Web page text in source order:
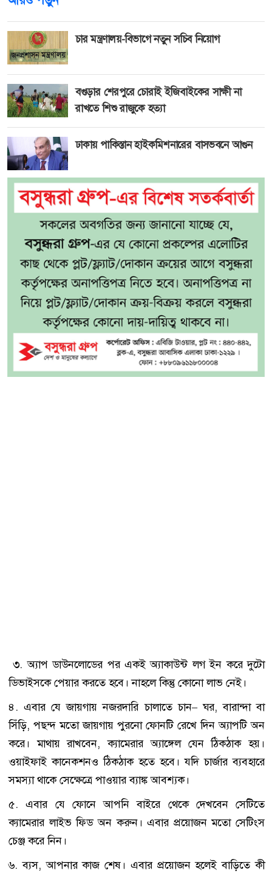
চার মন্ত্রণালয়-বিভাগে নতুন সচিব নিয়োগ
বগুড়ার শেরপুরে চোরাই ইজিবাইকের সাক্ষী না
রাখতে শিশু রাজুকে হত্যা
ঢাকায় পাকিস্তান হাইকমিশনারের বাসভবনে আগুন
৩. অ্যাপ ডাউনলোডের পর একই অ্যাকাউন্ট লগ ইন করে দুটো
ডিভাইসকে পেয়ার করতে হবে। নাহলে কিন্তু কোনো লাভ নেই।
৪. এবার যে জায়গায় নজরদারি চালাতে চান– ঘর, বারান্দা বা
সিঁড়ি, পছন্দ মতো জায়গায় পুরনো ফোনটি রেখে দিন অ্যাপটি অন
করে। মাথায় রাখবেন, ক্যামেরার অ্যাঙ্গেল যেন ঠিকঠাক হয়।
ওয়াইফাই কানেকশনও ঠিকঠাক হতে হবে। যদি চার্জার ব্যবহারে
সমস্যা থাকে সেক্ষেত্রে পাওয়ার ব্যাঙ্ক আবশ্যক।
৫. এবার যে ফোনে আপনি বাইরে থেকে দেখবেন সেটিতে
ক্যামেরার লাইভ ফিড অন করুন। এবার প্রয়োজন মতো সেটিংস
চেঞ্জ করে নিন।
৬. ব্যস, আপনার কাজ শেষ। এবার প্রয়োজন হলেই বাড়িতে কী